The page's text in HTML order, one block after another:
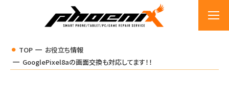
TOP
お役立ち情報
GooglePixel8aの画面交換も対応してます！！